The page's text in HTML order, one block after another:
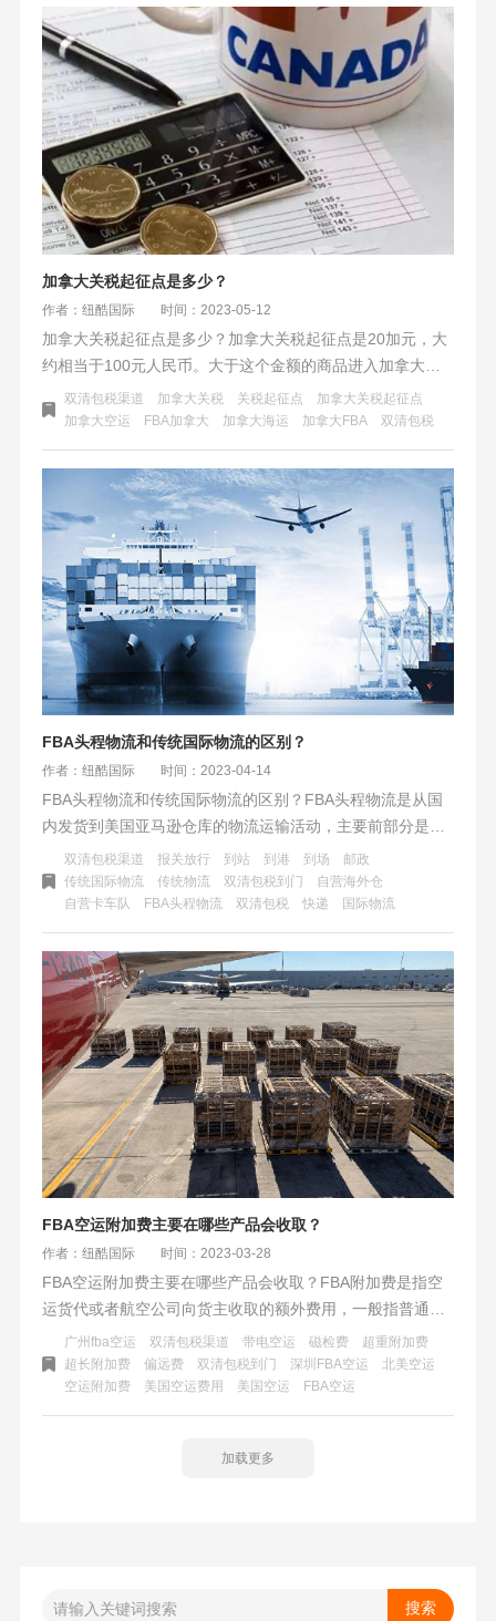
加拿大关税起征点是多少？
作者：纽酷国际 时间：2023-05-12
加拿大关税起征点是多少？加拿大关税起征点是20加元，大
约相当于100元人民币。大于这个金额的商品进入加拿大海
关需要缴纳关税。无论是走快递、空运、海运，一般做跨境
电商发货到加拿大会超过这个起征点。
双清包税渠道 加拿大关税 关税起征点
加拿大关税起征点
加拿大空运
FBA加拿大 加拿大海运 加拿大FBA 双清包税
FBA头程物流和传统国际物流的区别？
作者：纽酷国际 时间：2023-04-14
FBA头程物流和传统国际物流的区别？FBA头程物流是从国
内发货到美国亚马逊仓库的物流运输活动，主要前部分是以
海运、空运、铁路运输为主，后部分以快递、卡车派送。传
统国际物流的方式更多，海运、空运、陆运、邮政、快递、
小包等都有，也有到港、到场、到站等。
双清包税渠道 报关放行 到站 到港 到场
邮政
传统国际物流
传统物流 双清包税到门
自营海外仓
自营卡车队
FBA头程物流 双清包税 快递 国际物流
FBA空运附加费主要在哪些产品会收取？
作者：纽酷国际 时间：2023-03-28
FBA空运附加费主要在哪些产品会收取？FBA附加费是指空
运货代或者航空公司向货主收取的额外费用，一般指普通货
物常规操作意外的特殊处理费用。比如FBA空运费用以外的
货物处理费（超长附加费、超重附加费）、磁检费、报关
费、偏远费等。
广州fba空运 双清包税渠道 带电空运 磁检费
超重附加费
超长附加费
偏远费 双清包税到门 深圳FBA空运
北美空运
空运附加费
美国空运费用 美国空运 FBA空运
加载更多